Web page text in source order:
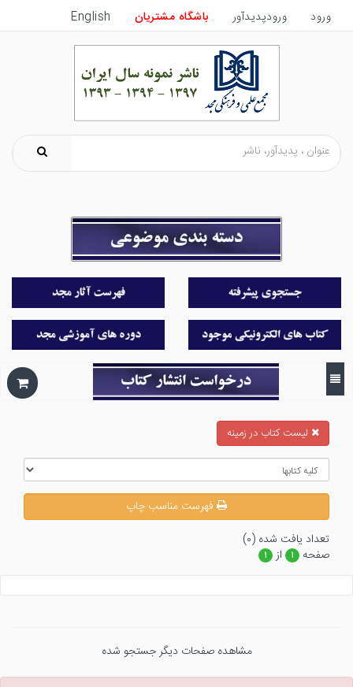
ورود ورودپدیدآور باشگاه مشتریان English
ليست كتاب در زمينه
فهرست مناسب چاپ
تعداد يافت شده (۰)
صفحه
۱ از ۱
مشاهده صفحات دیگر جستجو شده